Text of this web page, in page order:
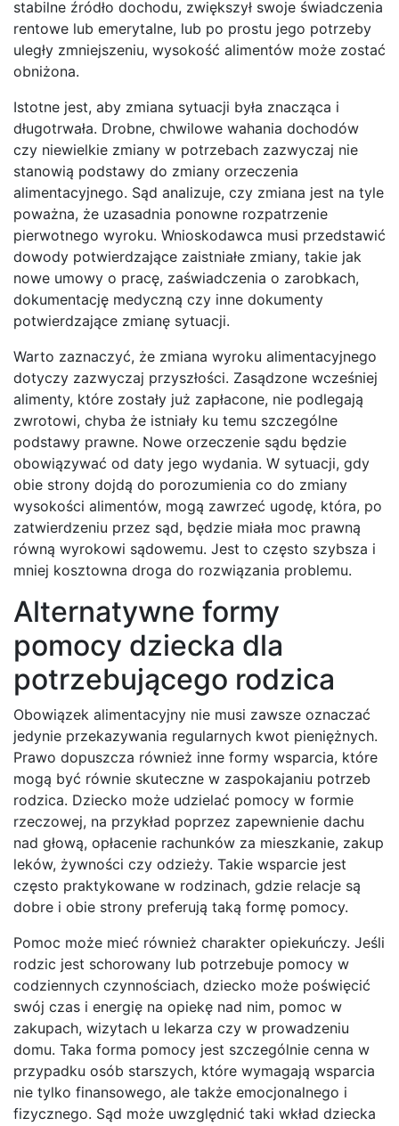
stabilne źródło dochodu, zwiększył swoje świadczenia
rentowe lub emerytalne, lub po prostu jego potrzeby
uległy zmniejszeniu, wysokość alimentów może zostać
obniżona.
Istotne jest, aby zmiana sytuacji była znacząca i
długotrwała. Drobne, chwilowe wahania dochodów
czy niewielkie zmiany w potrzebach zazwyczaj nie
stanowią podstawy do zmiany orzeczenia
alimentacyjnego. Sąd analizuje, czy zmiana jest na tyle
poważna, że uzasadnia ponowne rozpatrzenie
pierwotnego wyroku. Wnioskodawca musi przedstawić
dowody potwierdzające zaistniałe zmiany, takie jak
nowe umowy o pracę, zaświadczenia o zarobkach,
dokumentację medyczną czy inne dokumenty
potwierdzające zmianę sytuacji.
Warto zaznaczyć, że zmiana wyroku alimentacyjnego
dotyczy zazwyczaj przyszłości. Zasądzone wcześniej
alimenty, które zostały już zapłacone, nie podlegają
zwrotowi, chyba że istniały ku temu szczególne
podstawy prawne. Nowe orzeczenie sądu będzie
obowiązywać od daty jego wydania. W sytuacji, gdy
obie strony dojdą do porozumienia co do zmiany
wysokości alimentów, mogą zawrzeć ugodę, która, po
zatwierdzeniu przez sąd, będzie miała moc prawną
równą wyrokowi sądowemu. Jest to często szybsza i
mniej kosztowna droga do rozwiązania problemu.
Alternatywne formy
pomocy dziecka dla
potrzebującego rodzica
Obowiązek alimentacyjny nie musi zawsze oznaczać
jedynie przekazywania regularnych kwot pieniężnych.
Prawo dopuszcza również inne formy wsparcia, które
mogą być równie skuteczne w zaspokajaniu potrzeb
rodzica. Dziecko może udzielać pomocy w formie
rzeczowej, na przykład poprzez zapewnienie dachu
nad głową, opłacenie rachunków za mieszkanie, zakup
leków, żywności czy odzieży. Takie wsparcie jest
często praktykowane w rodzinach, gdzie relacje są
dobre i obie strony preferują taką formę pomocy.
Pomoc może mieć również charakter opiekuńczy. Jeśli
rodzic jest schorowany lub potrzebuje pomocy w
codziennych czynnościach, dziecko może poświęcić
swój czas i energię na opiekę nad nim, pomoc w
zakupach, wizytach u lekarza czy w prowadzeniu
domu. Taka forma pomocy jest szczególnie cenna w
przypadku osób starszych, które wymagają wsparcia
nie tylko finansowego, ale także emocjonalnego i
fizycznego. Sąd może uwzględnić taki wkład dziecka